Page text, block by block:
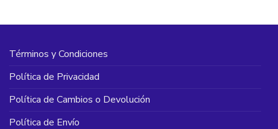
Términos y Condiciones
Política de Privacidad
Política de Cambios o Devolución
Política de Envío